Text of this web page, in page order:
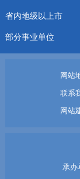
省内地级以上市
部分事业单位
网站
联系
网站
承办